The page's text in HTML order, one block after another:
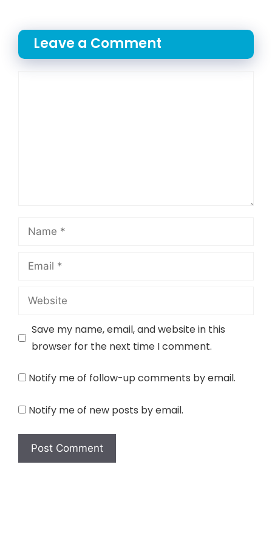
Leave a Comment
Name
Email
Website
Save my name, email, and website in this
browser for the next time I comment.
Notify me of follow-up comments by email.
Notify me of new posts by email.